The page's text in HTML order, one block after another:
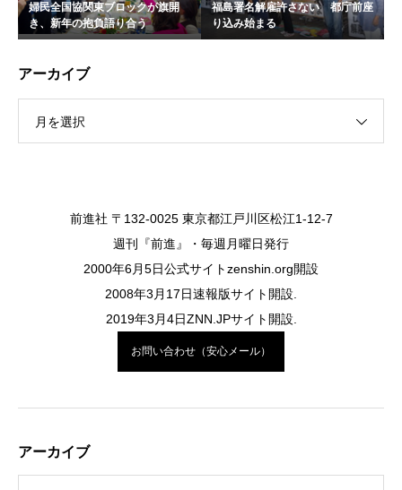
婦民全国協関東ブロックが旗開
き、新年の抱負語り合う
福島署名解雇許さない 都庁前座
り込み始まる
アーカイブ
月を選択
前進社 〒132-0025 東京都江戸川区松江1-12-7
週刊『前進』・毎週月曜日発行
2000年6月5日公式サイトzenshin.org開設
2008年3月17日速報版サイト開設.
2019年3月4日ZNN.JPサイト開設.
お問い合わせ（安心メール）
アーカイブ